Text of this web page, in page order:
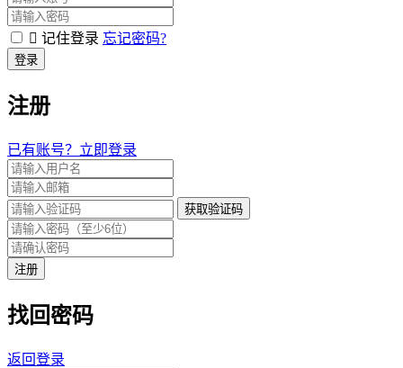
记住登录 忘记密码?
登录
注册
已有账号？立即登录
获取验证码
注册
找回密码
返回登录